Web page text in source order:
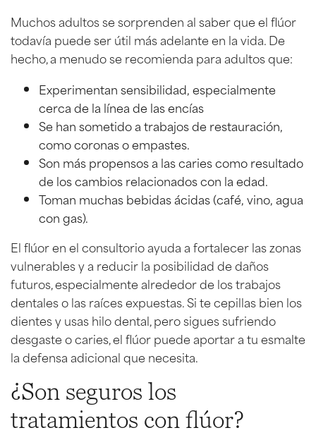
Muchos adultos se sorprenden al saber que el flúor
todavía puede ser útil más adelante en la vida. De
hecho, a menudo se recomienda para adultos que:
Experimentan sensibilidad, especialmente
cerca de la línea de las encías
Se han sometido a trabajos de restauración,
como coronas o empastes.
Son más propensos a las caries como resultado
de los cambios relacionados con la edad.
Toman muchas bebidas ácidas (café, vino, agua
con gas).
El flúor en el consultorio ayuda a fortalecer las zonas
vulnerables y a reducir la posibilidad de daños
futuros, especialmente alrededor de los trabajos
dentales o las raíces expuestas. Si te cepillas bien los
dientes y usas hilo dental, pero sigues sufriendo
desgaste o caries, el flúor puede aportar a tu esmalte
la defensa adicional que necesita.
¿Son seguros los
tratamientos con flúor?